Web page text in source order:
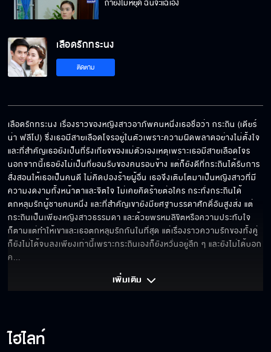
ถ้ายังไม่หยุด ฉันจะแฉเอง
คุณแม่ไม่เคยรักใครจริง
สาระแนดีนัก
เลิกทำเรื่องชั่ว ๆ ซะ
ขอเป็นลูกคุณลุงจะได้ไหม
เลือดรักทระนง
ติดตาม
เลือดรักทระนง เรื่องราวของหญิงสาวอาภัพคนหนึ่งเธอชื่อว่า กระถิน (เดียร์
น่า ฟลีโป) ซึ่งเธอมีสายเลือดโจรอยู่ในตัวเพราะความผิดพลาดอย่างไม่ตั้งใจ
และที่สำคัญเธอยังเป็นที่รังเกียจของแม่ตัวเองเหตุเพราะเธอมีสายเลือดโจร
นอกจากนี้เธอยังไม่เป็นที่ยอมรับของคนรอบข้าง แต่ก็ยังดีที่กระถินได้รับการ
สั่งสอนให้เธอเป็นคนดี ไม่คิดปองร้ายผู้อื่น เธอจึงเติบโตมาเป็นหญิงสาวที่มี
ความงดงามทั้งหน้าตาและจิตใจ ไม่เคยคิดร้ายต่อใคร กระทั่งกระถินได้
ตกหลุมรักผู้ชายคนหนึ่ง และที่สำคัญเขายังมียศฐาบรรดาศักดิ์อันสูงส่ง แต่
กระถินเป็นเพียงหญิงสาวธรรมดา และด้วยพรหมลิขิตหรือความประทับใจ
ก็ตามแต่ทำให้เขาและเธอตกหลุมรักกันในที่สุด แต่เรื่องราวความรักของทั้งคู่
ก็ยังไม่ได้จบลงเพียงเท่านี้เพราะกระถินเองก็ยังหวั่นอยู่ลึก ๆ และยังไม่ได้บอก
ค...
เพิ่มเติม
ไฮไลท์